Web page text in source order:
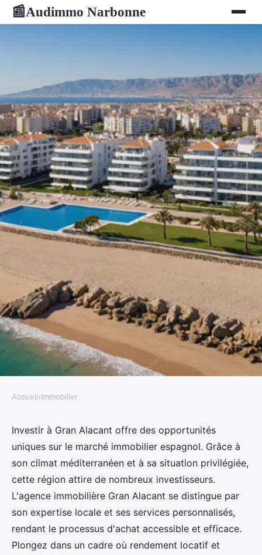
📰Audimmo Narbonne
Découvrez l'agence immobilière
gran alacant pour investir en
espagne
Noa•24 octobre 2024•3 min de lecture
Accueil›Immobilier
Investir à Gran Alacant offre des opportunités
uniques sur le marché immobilier espagnol. Grâce à
son climat méditerranéen et à sa situation privilégiée,
cette région attire de nombreux investisseurs.
L'agence immobilière Gran Alacant se distingue par
son expertise locale et ses services personnalisés,
rendant le processus d'achat accessible et efficace.
Plongez dans un cadre où rendement locatif et